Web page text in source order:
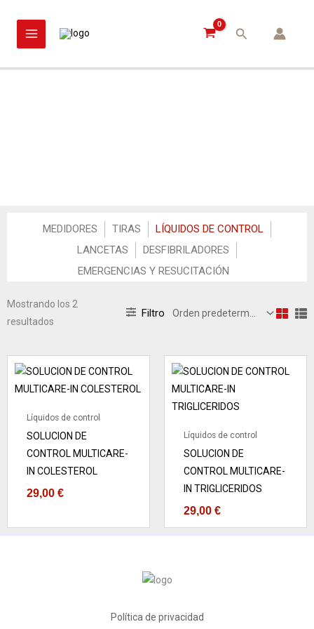
MENU
Buscar
MEDIDORES TIRAS
LÍQUIDOS DE CONTROL
LANCETAS
DESFIBRILADORES
EMERGENCIAS Y RESUCITACIÓN
Mostrando los 2
resultados
Filtro
Líquidos de control
SOLUCION DE
CONTROL MULTICARE-
IN COLESTEROL
29,00 €
Líquidos de control
SOLUCION DE
CONTROL MULTICARE-
IN TRIGLICERIDOS
29,00 €
Política de privacidad